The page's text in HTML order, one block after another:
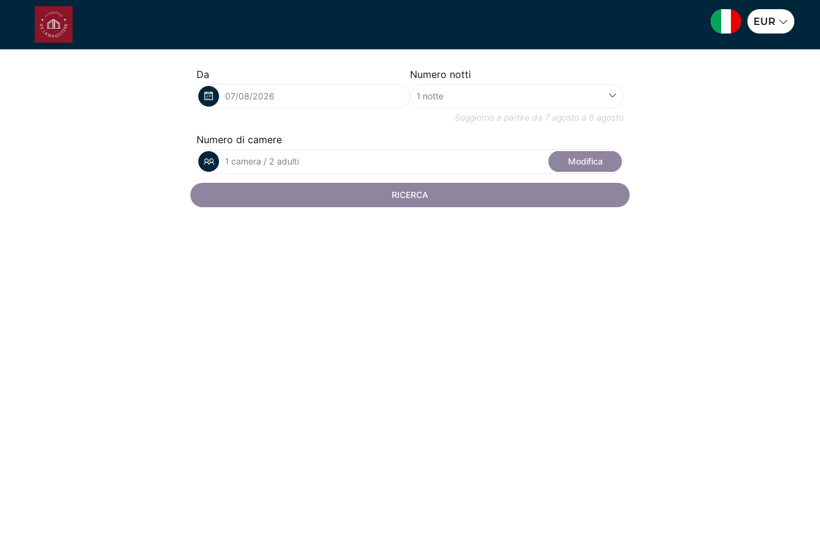
EUR
Da Numero notti
Soggiorno a partire da 7 agosto a 8 agosto
Numero di camere
1 camera / 2 adulti Modifica